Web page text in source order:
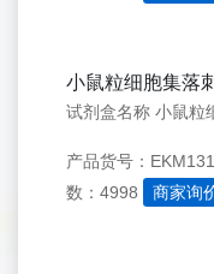
小鼠粒细胞集落
产品货号：
数：4998
商家询